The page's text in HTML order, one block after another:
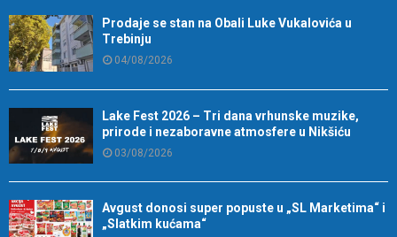
Prodaje se stan na Obali Luke Vukalovića u
Trebinju
04/08/2026
Lake Fest 2026 – Tri dana vrhunske muzike,
prirode i nezaboravne atmosfere u Nikšiću
03/08/2026
Avgust donosi super popuste u „SL Marketima“ i
„Slatkim kućama“